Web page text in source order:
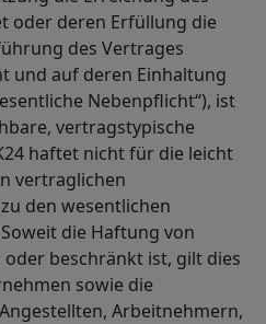
oder deren Erfüllung die
des Vertrages
und auf deren Einhaltung
Nebenpflicht“), ist
vertragstypische
haftet nicht für die leicht
vertraglichen
den wesentlichen
die Haftung von
oder beschränkt ist, gilt dies
sowie die
Arbeitnehmern,